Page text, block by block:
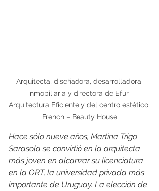
Arquitecta, diseñadora, desarrolladora
inmobiliaria y directora de Efur
Arquitectura Eficiente y del centro estético
French – Beauty House
Hace sólo nueve años, Martina Trigo
Sarasola se convirtió en la arquitecta
más joven en alcanzar su licenciatura
en la ORT, la universidad privada más
importante de Uruguay. La elección de